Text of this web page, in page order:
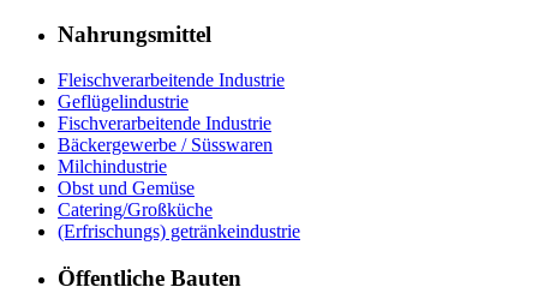
Nahrungsmittel
Fleischverarbeitende Industrie
Geflügelindustrie
Fischverarbeitende Industrie
Bäckergewerbe / Süsswaren
Milchindustrie
Obst und Gemüse
Catering/Großküche
(Erfrischungs) getränkeindustrie
Öffentliche Bauten